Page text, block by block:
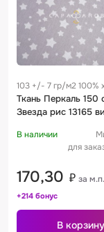
103 +/- 7 гр/м2 100%
0.25 м
Ткань Перкаль 150
Звезда рис 13165
В наличии
для
170,30 ₽ за м.п.
+214 бонус
В корзину